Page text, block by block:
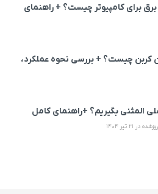
برق برای کامپیوتر چیست؟ + راهنمای
کربن چیست؟ + بررسی نحوه عملکرد،
المثنی بگیریم؟ +راهنمای کامل